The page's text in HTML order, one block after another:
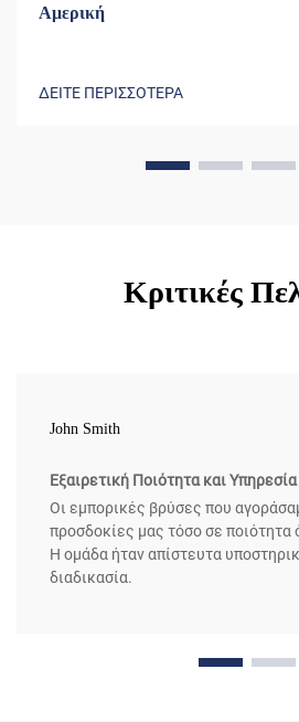
Αμερική
ΔΕΙΤΕ ΠΕΡΙΣΣΟΤΕΡΑ
Κριτικές
John Smith
Εξαιρετική Ποιότητα και Υπηρεσία
Οι εμπορικές βρύσες που
προσδοκίες μας τόσο σε ποιότητα
Η ομάδα ήταν απίστευτα
διαδικασία.